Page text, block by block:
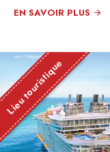
EN SAVOIR PLUS
Lieu touristique